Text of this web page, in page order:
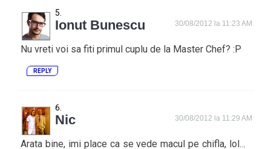
Ionut Bunescu 30/08/2012 la 11:23 AM
Nu vreti voi sa fiti primul cuplu de la Master Chef? :P
REPLY
Nic 30/08/2012 la 11:29 AM
Arata bine, imi place ca se vede macul pe chifla, lol…